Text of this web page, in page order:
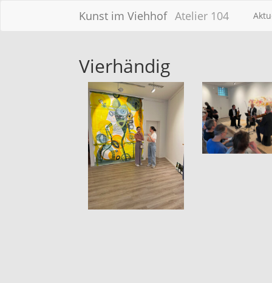
Kunst im Viehhof Atelier 104
Vierhändig